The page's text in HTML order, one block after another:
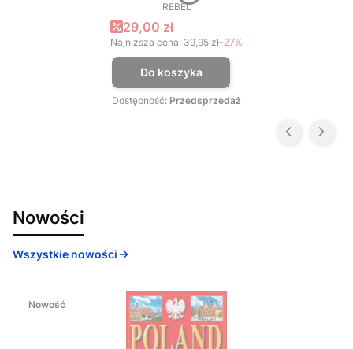
PRODUCENT
REBEL
Cena promocyjna
29,00 zł
Najniższa cena: 39,95 zł-27%
Do koszyka
Dostępność: Przedsprzedaż
Nowości
Wszystkie nowości
Nowość